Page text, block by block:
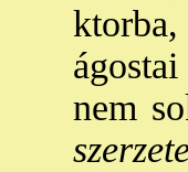
nem